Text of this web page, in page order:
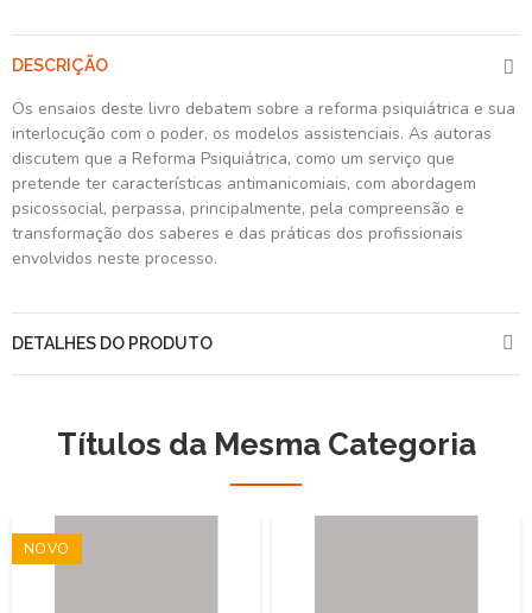
DESCRIÇÃO
Os ensaios deste livro debatem sobre a reforma psiquiátrica e sua
interlocução com o poder, os modelos assistenciais. As autoras
discutem que a Reforma Psiquiátrica, como um serviço que
pretende ter características antimanicomiais, com abordagem
psicossocial, perpassa, principalmente, pela compreensão e
transformação dos saberes e das práticas dos profissionais
envolvidos neste processo.
DETALHES DO PRODUTO
Títulos da Mesma Categoria
NOVO